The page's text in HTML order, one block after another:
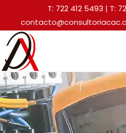
T: 722 412 5493 | T: